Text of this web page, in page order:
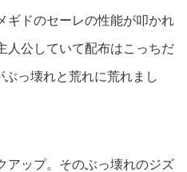
ギドのセーレの性能が叩かれ
人公していて配布はこっちだ
っ壊れと荒れに荒れまし
アップ。そのぶっ壊れのジズ